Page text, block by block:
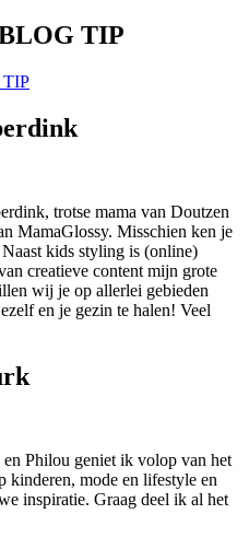
TIP
trotse mama van Doutzen
MamaGlossy. Misschien ken je
kids styling is (online)
creatieve content mijn grote
wij je op allerlei gebieden
en je gezin te halen! Veel
Philou geniet ik volop van het
kinderen, mode en lifestyle en
inspiratie. Graag deel ik al het